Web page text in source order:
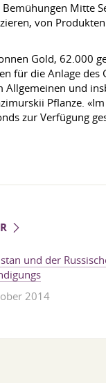
Mitte
von
Gold, 62.000
für die Anlage
und
Pflanze.
zur Verfügung
und der
2014